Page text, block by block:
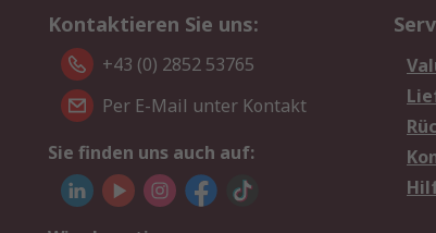
Kontaktieren Sie uns:
+43 (0) 2852 53765
Per E-Mail unter Kontakt
Sie finden uns auch auf: